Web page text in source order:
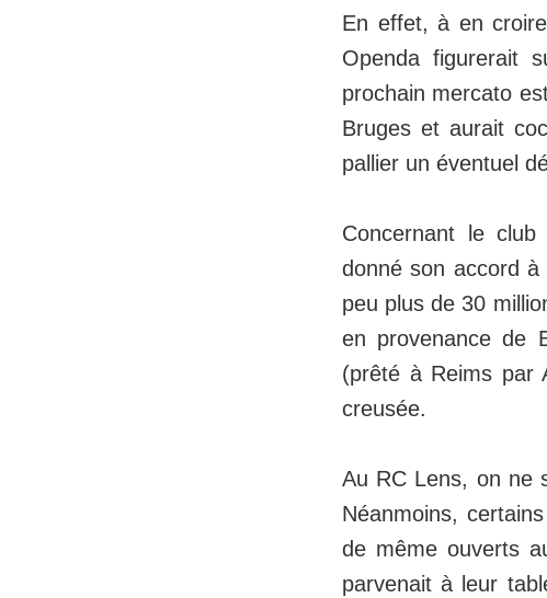
En effet, à en
Openda figurerait
prochain mercato
Bruges et aurait
pallier un éventuel
Concernant le
donné son accord
peu plus de 30
en provenance de
(prêté à Reims par
creusée.
Au RC Lens, on ne
Néanmoins,
de même ouverts
parvenait à leur